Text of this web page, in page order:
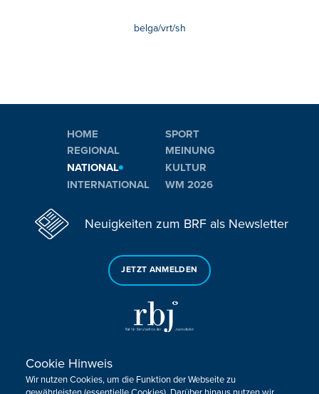
belga/vrt/sh
HOME
REGIONAL
NATIONAL
INTERNATIONAL
SPORT
MEINUNG
KULTUR
WM 2026
Neuigkeiten zum BRF als Newsletter
JETZT ANMELDEN
Sie haben noch Fragen oder Anmerkungen?
KONTAKTIEREN SIE UNS!
Cookie Hinweis
Wir nutzen Cookies, um die Funktion der Webseite zu